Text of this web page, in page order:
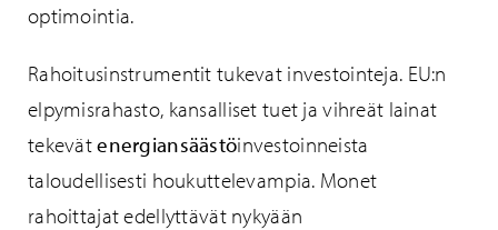
optimointia.
Rahoitusinstrumentit tukevat investointeja. EU:n
elpymisrahasto, kansalliset tuet ja vihreät lainat
tekevätenergiansäästöinvestoinneista
taloudellisesti houkuttelevampia. Monet
rahoittajat edellyttävät nykyään